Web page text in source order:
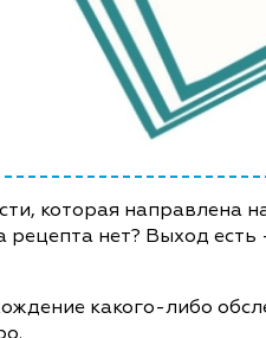
которая направлена
нет? Выход есть
какого-либо